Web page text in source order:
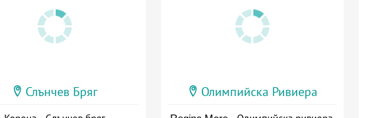
Слънчев Бряг Олимпийска Ривиера